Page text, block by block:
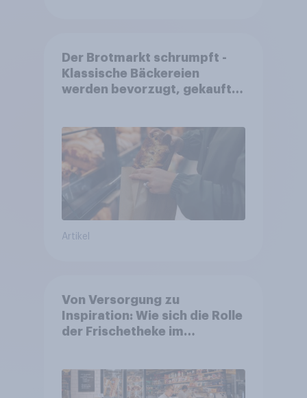
Der Brotmarkt schrumpft -
Klassische Bäckereien
werden bevorzugt, gekauft
Artikel
Von Versorgung zu
Inspiration: Wie sich die Rolle
der Frischetheke im